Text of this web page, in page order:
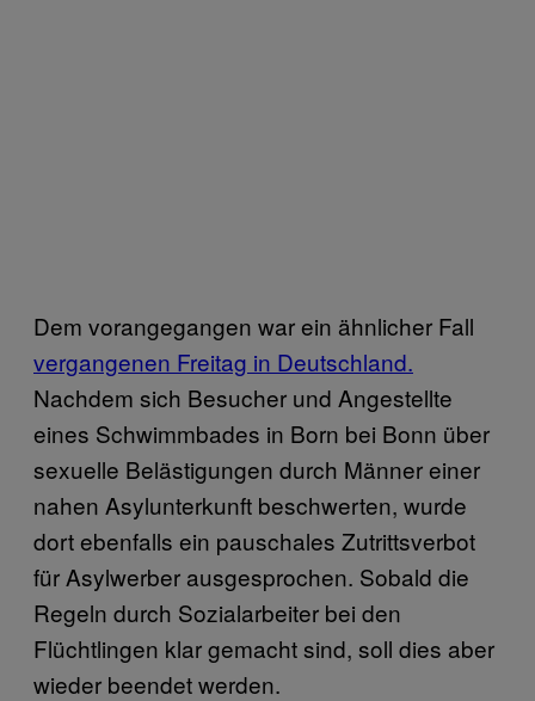
Dem vorangegangen war ein ähnlicher Fall
vergangenen Freitag in Deutschland.
Nachdem sich Besucher und Angestellte
eines Schwimmbades in Born bei Bonn über
sexuelle Belästigungen durch Männer einer
nahen Asylunterkunft beschwerten, wurde
dort ebenfalls ein pauschales Zutrittsverbot
für Asylwerber ausgesprochen. Sobald die
Regeln durch Sozialarbeiter bei den
Flüchtlingen klar gemacht sind, soll dies aber
wieder beendet werden.